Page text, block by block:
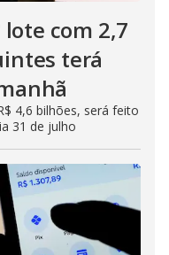
lote com 2,7
terá
4,6 bilhões, será feito
31 de julho